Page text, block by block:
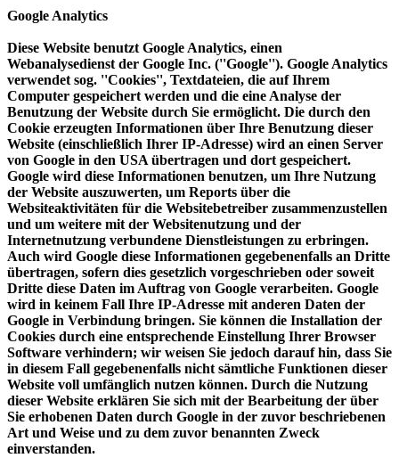
Google Analytics
Diese Website benutzt Google Analytics, einen
Webanalysedienst der Google Inc. (''Google''). Google Analytics
verwendet sog. ''Cookies'', Textdateien, die auf Ihrem
Computer gespeichert werden und die eine Analyse der
Benutzung der Website durch Sie ermöglicht. Die durch den
Cookie erzeugten Informationen über Ihre Benutzung dieser
Website (einschließlich Ihrer IP-Adresse) wird an einen Server
von Google in den USA übertragen und dort gespeichert.
Google wird diese Informationen benutzen, um Ihre Nutzung
der Website auszuwerten, um Reports über die
Websiteaktivitäten für die Websitebetreiber zusammenzustellen
und um weitere mit der Websitenutzung und der
Internetnutzung verbundene Dienstleistungen zu erbringen.
Auch wird Google diese Informationen gegebenenfalls an Dritte
übertragen, sofern dies gesetzlich vorgeschrieben oder soweit
Dritte diese Daten im Auftrag von Google verarbeiten. Google
wird in keinem Fall Ihre IP-Adresse mit anderen Daten der
Google in Verbindung bringen. Sie können die Installation der
Cookies durch eine entsprechende Einstellung Ihrer Browser
Software verhindern; wir weisen Sie jedoch darauf hin, dass Sie
in diesem Fall gegebenenfalls nicht sämtliche Funktionen dieser
Website voll umfänglich nutzen können. Durch die Nutzung
dieser Website erklären Sie sich mit der Bearbeitung der über
Sie erhobenen Daten durch Google in der zuvor beschriebenen
Art und Weise und zu dem zuvor benannten Zweck
einverstanden.